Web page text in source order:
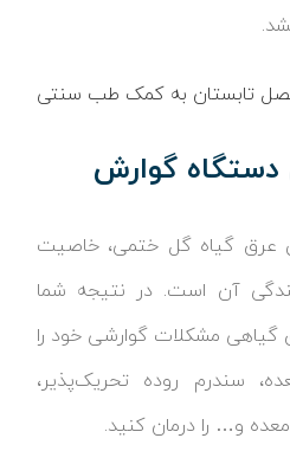
تابستان به کمک طب سنتی
دستگاه گوارش
عرق گیاه گل ختمی، خاصیت
آن است. در نتیجه شما
گیاهی مشکلات گوارشی خود را
سندرم روده تحریک‌پذیر،
و… را درمان کنید.